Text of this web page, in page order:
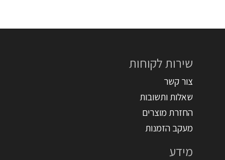
שירות לקוחות
צור קשר
שאלות ותשובות
החזרת מוצרים
מעקב הזמנות
מידע